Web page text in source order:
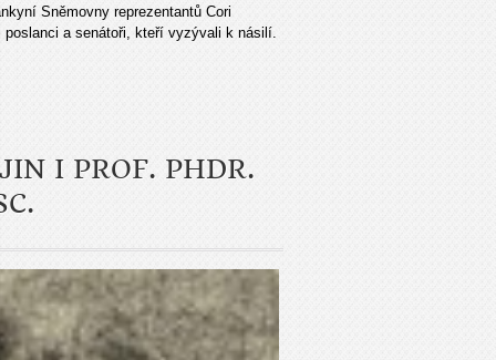
Sněmovny reprezentantů Cori
a senátoři, kteří vyzývali k násilí.
I PROF. PHDR.